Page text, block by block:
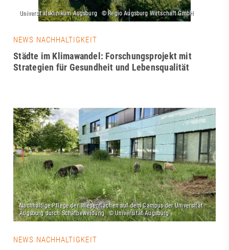
NEWS NACHHALTIGKEIT
Städte im Klimawandel: Forschungsprojekt mit
Strategien für Gesundheit und Lebensqualität
NEWS NACHHALTIGKEIT